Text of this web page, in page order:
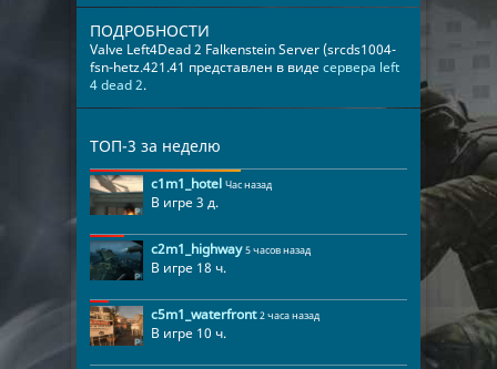
ПОДРОБНОСТИ
Valve Left4Dead 2 Falkenstein Server (srcds1004-
fsn-hetz.421.41 представлен в видесервера left
4 dead 2.
ТОП-3 за неделю
c1m1_hotel Час назад
В игре 3 д.
c2m1_highway 5 часов назад
В игре 18 ч.
c5m1_waterfront 2 часа назад
В игре 10 ч.